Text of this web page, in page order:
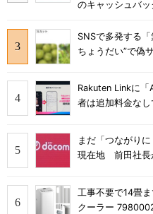
のキャッシュバ
SNSで多発する
ちょうだい”で偽
Rakuten Linkに「
者は追加料金なし
まだ「つながり
現在地 前田社長
工事不要で14畳
クーラー